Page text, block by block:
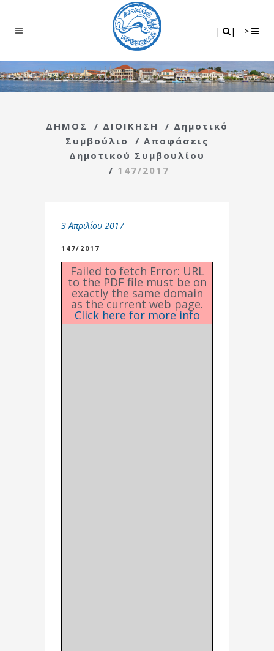
| | ->
ΔΗΜΟΣ / ΔΙΟΙΚΗΣΗ / Δημοτικό
Συμβούλιο
/ Αποφάσεις
Δημοτικού Συμβουλίου
/ 147/2017
3 Απριλίου 2017
147/2017
Failed to fetch Error: URL
to the PDF file must be on
exactly the same domain
as the current web page.
Click here for more info